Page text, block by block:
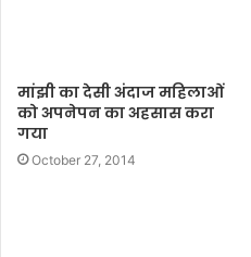
मांझी का देसी अंदाज महिलाओं
को अपनेपन का अहसास करा
गया
October 27, 2014